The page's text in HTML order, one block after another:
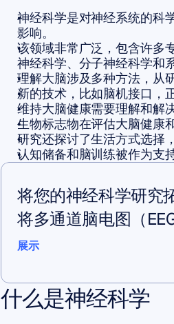
神经科学是对神经系统的科
影响。
该领域非常广泛，包含许多
神经科学、分子神经科学和
理解大脑涉及多种方法，从
新的技术，比如脑机接口，
维持大脑健康需要理解和解
生物标志物在评估大脑健康
研究还探讨了生活方式选择
认知储备和脑训练被作为支
将您的神经科学研究
将多通道脑电图（
展示
什么是神经科学